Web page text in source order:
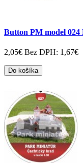
Button PM model
2,05€ Bez DPH: 1,67€
Do košíka